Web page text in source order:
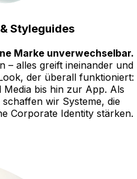
Styleguides
Marke unverwechselbar.
– alles greift ineinander und
der überall funktioniert:
bis hin zur App. Als
schaffen wir Systeme, die
Corporate Identity stärken.